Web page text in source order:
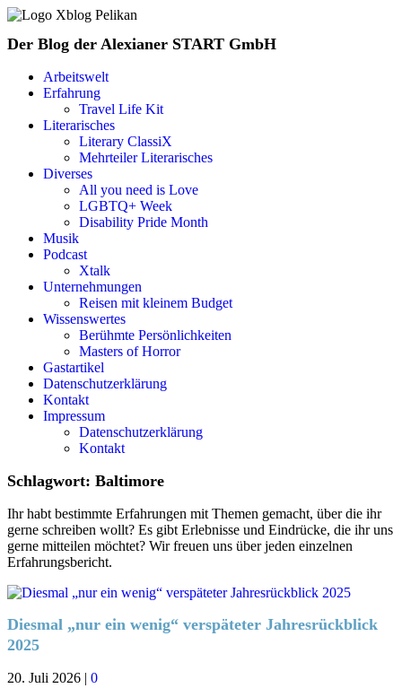
Der Blog der Alexianer START GmbH
Arbeitswelt
Erfahrung
Travel Life Kit
Literarisches
Literary ClassiX
Mehrteiler Literarisches
Diverses
All you need is Love
LGBTQ+ Week
Disability Pride Month
Musik
Podcast
Xtalk
Unternehmungen
Reisen mit kleinem Budget
Wissenswertes
Berühmte Persönlichkeiten
Masters of Horror
Gastartikel
Datenschutzerklärung
Kontakt
Impressum
Datenschutzerklärung
Kontakt
Schlagwort: Baltimore
Ihr habt bestimmte Erfahrungen mit Themen gemacht, über die ihr
gerne schreiben wollt? Es gibt Erlebnisse und Eindrücke, die ihr uns
gerne mitteilen möchtet? Wir freuen uns über jeden einzelnen
Erfahrungsbericht.
Diesmal „nur ein wenig“ verspäteter Jahresrückblick
2025
20. Juli 2026 | 0